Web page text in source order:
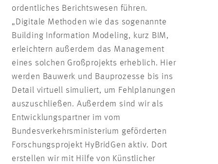
ordentliches Berichtswesen führen.
„Digitale Methoden wie das sogenannte
Building Information Modeling, kurz BIM,
erleichtern außerdem das Management
eines solchen Großprojekts erheblich. Hier
werden Bauwerk und Bauprozesse bis ins
Detail virtuell simuliert, um Fehlplanungen
auszuschließen. Außerdem sind wir als
Entwicklungspartner im vom
Bundesverkehrsministerium geförderten
Forschungsprojekt HyBridGen aktiv. Dort
erstellen wir mit Hilfe von Künstlicher